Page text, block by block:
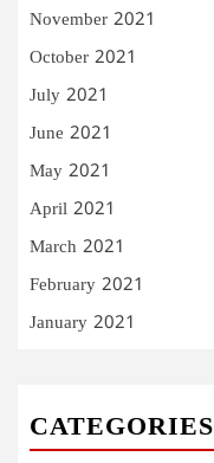
November 2021
October 2021
July 2021
June 2021
May 2021
April 2021
March 2021
February 2021
January 2021
CATEGORIES